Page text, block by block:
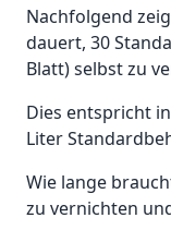
Nachfolgend
dauert, 30
Blatt) selbst zu
Dies entspricht
Liter
Wie lange
zu vernichten